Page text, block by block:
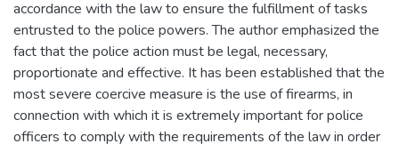
accordance with the law to ensure the fulfillment of tasks
entrusted to the police powers. The author emphasized the
fact that the police action must be legal, necessary,
proportionate and effective. It has been established that the
most severe coercive measure is the use of firearms, in
connection with which it is extremely important for police
officers to comply with the requirements of the law in order